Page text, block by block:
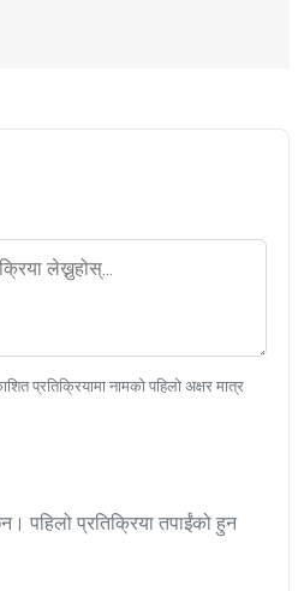
प्रतिक्रियामा नामको पहिलो अक्षर मात्र
पहिलो प्रतिक्रिया तपाईंको हुन